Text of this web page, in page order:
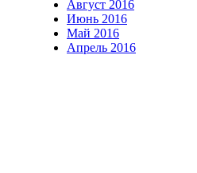
Август 2016
Июнь 2016
Май 2016
Апрель 2016